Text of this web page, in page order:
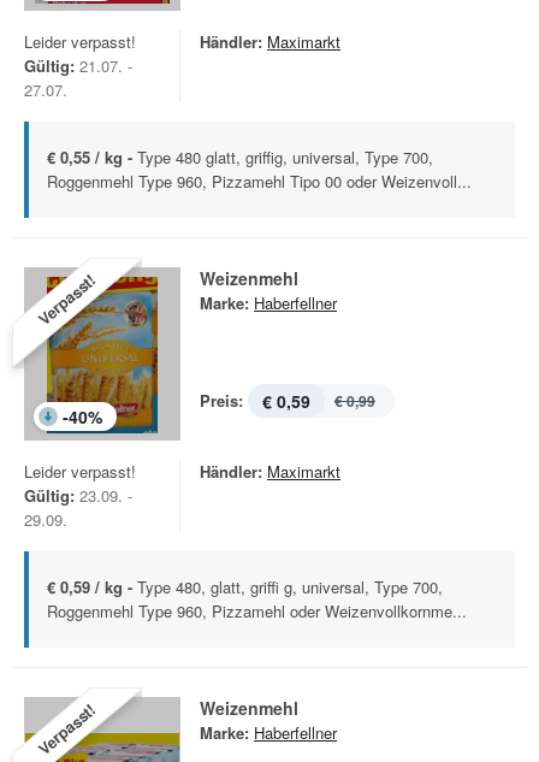
Leider verpasst!
Gültig: 21.07. -
27.07.
Händler: Maximarkt
€ 0,55 / kg - Type 480 glatt, griffig, universal, Type 700,
Roggenmehl Type 960, Pizzamehl Tipo 00 oder Weizenvoll...
Verpasst!
-40%
Weizenmehl
Marke: Haberfellner
Preis: € 0,59 € 0,99
Leider verpasst!
Gültig: 23.09. -
29.09.
Händler: Maximarkt
€ 0,59 / kg - Type 480, glatt, griffi g, universal, Type 700,
Roggenmehl Type 960, Pizzamehl oder Weizenvollkornme...
Verpasst! Weizenmehl
Marke: Haberfellner